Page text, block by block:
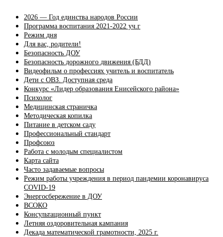
2026 — Год единства народов России
Программа воспитания 2021-2022 уч.г
Режим дня
Для вас, родители!
Безопасность ДОУ
Безопасность дорожного движения (БДД)
Видеофильм о профессиях учитель и воспитатель
Дети с ОВЗ. Доступная среда
Конкурс «Лидер образования Енисейского района»
Психолог
Медицинская страничка
Методическая копилка
Питание в детском саду
Профессиональный стандарт
Профсоюз
Работа с молодым специалистом
Карта сайта
Часто задаваемые вопросы
Режим работы учреждения в период пандемии коронавируса
COVID-19
Энергосбережение в ДОУ
ВСОКО
Консультационный пункт
Летняя оздоровительная кампания
Декада математической грамотности, 2025 г.